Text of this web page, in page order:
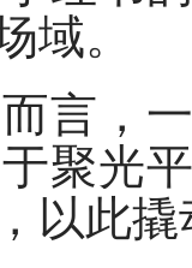
域。
言，
聚光
以此